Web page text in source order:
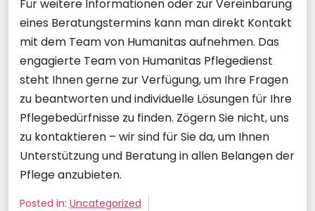
Für weitere Informationen oder zur Vereinbarung
eines Beratungstermins kann man direkt Kontakt
mit dem Team von Humanitas aufnehmen. Das
engagierte Team von Humanitas Pflegedienst
steht Ihnen gerne zur Verfügung, um Ihre Fragen
zu beantworten und individuelle Lösungen für Ihre
Pflegebedürfnisse zu finden. Zögern Sie nicht, uns
zu kontaktieren – wir sind für Sie da, um Ihnen
Unterstützung und Beratung in allen Belangen der
Pflege anzubieten.
Posted in: Uncategorized